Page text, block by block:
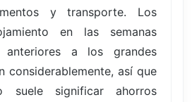
y transporte. Los
en las semanas
anteriores a los grandes
considerablemente, así que
suele significar ahorros